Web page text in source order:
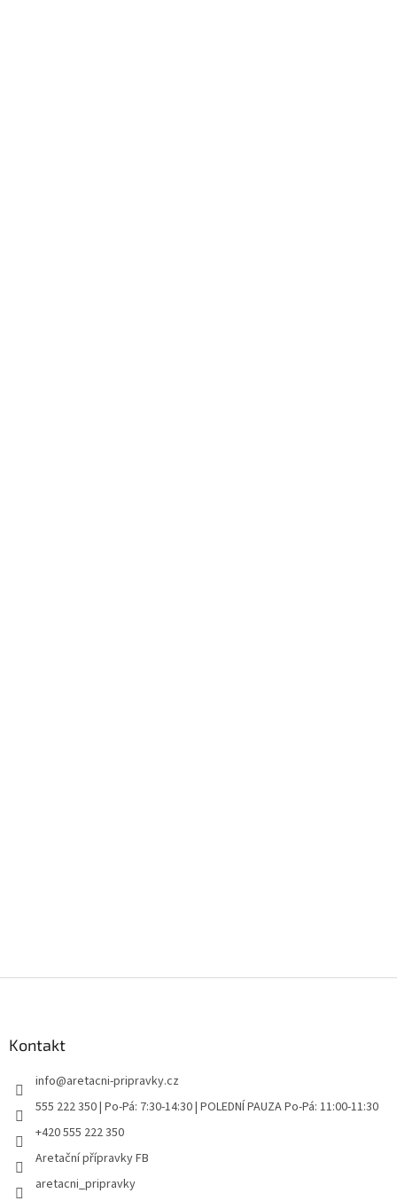
Kontakt
info@aretacni-pripravky.cz
555 222 350 | Po-Pá: 7:30-14:30 | POLEDNÍ PAUZA Po-Pá: 11:00-11:30
+420 555 222 350
Aretační přípravky FB
aretacni_pripravky